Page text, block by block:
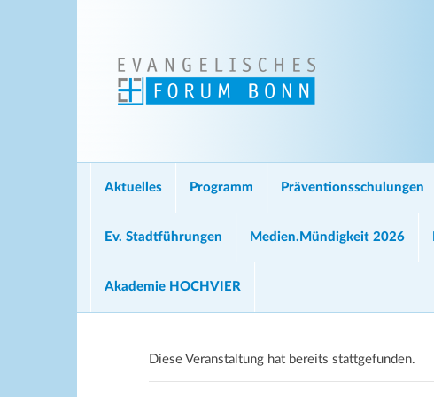
Aktuelles Programm Präventionsschulungen
Ev. Stadtführungen Medien.Mündigkeit 2026
Akademie HOCHVIER
Diese Veranstaltung hat bereits stattgefunden.